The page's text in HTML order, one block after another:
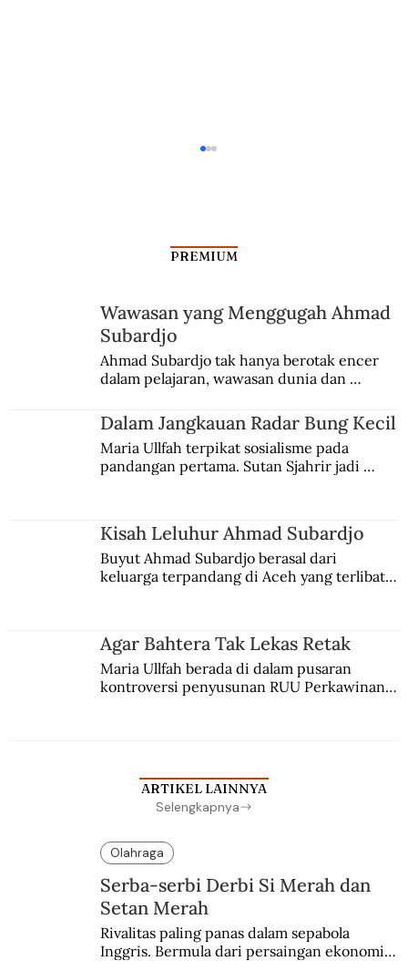
8 April 1970: Sekolah Dasar di
Mesir Dibombardir AU Israel
PREMIUM
Wawasan yang Menggugah Ahmad
Subardjo
Ahmad Subardjo tak hanya berotak encer
dalam pelajaran, wawasan dunia dan
Jules Verne, Multatuli, hingga Sun Yat-sen.
Dalam Jangkauan Radar Bung Kecil
Maria Ullfah terpikat sosialisme pada
pandangan pertama. Sutan Sjahrir jadi
Kisah Leluhur Ahmad Subardjo
Buyut Ahmad Subardjo berasal dari
keluarga terpandang di Aceh yang terlibat
Agar Bahtera Tak Lekas Retak
Maria Ullfah berada di dalam pusaran
kontroversi penyusunan RUU Perkawinan.
ARTIKEL LAINNYA
Selengkapnya
Olahraga
Serba-serbi Derbi Si Merah dan
Setan Merah
Rivalitas paling panas dalam sepabola
Inggris. Bermula dari persaingan ekonomi